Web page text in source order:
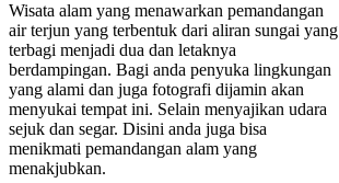
Wisata alam yang menawarkan pemandangan
air terjun yang terbentuk dari aliran sungai yang
terbagi menjadi dua dan letaknya
berdampingan. Bagi anda penyuka lingkungan
yang alami dan juga fotografi dijamin akan
menyukai tempat ini. Selain menyajikan udara
sejuk dan segar. Disini anda juga bisa
menikmati pemandangan alam yang
menakjubkan.